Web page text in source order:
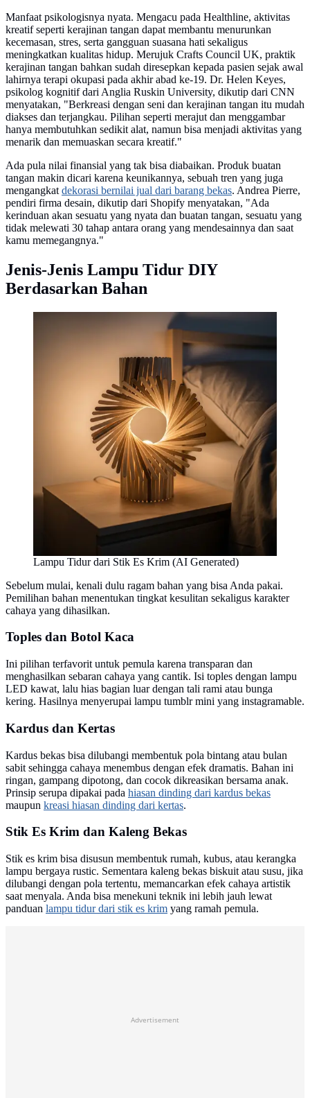
Manfaat psikologisnya nyata. Mengacu pada Healthline, aktivitas
kreatif seperti kerajinan tangan dapat membantu menurunkan
kecemasan, stres, serta gangguan suasana hati sekaligus
meningkatkan kualitas hidup. Merujuk Crafts Council UK, praktik
kerajinan tangan bahkan sudah diresepkan kepada pasien sejak awal
lahirnya terapi okupasi pada akhir abad ke-19. Dr. Helen Keyes,
psikolog kognitif dari Anglia Ruskin University, dikutip dari CNN
menyatakan, "Berkreasi dengan seni dan kerajinan tangan itu mudah
diakses dan terjangkau. Pilihan seperti merajut dan menggambar
hanya membutuhkan sedikit alat, namun bisa menjadi aktivitas yang
menarik dan memuaskan secara kreatif."
Ada pula nilai finansial yang tak bisa diabaikan. Produk buatan
tangan makin dicari karena keunikannya, sebuah tren yang juga
mengangkat dekorasi bernilai jual dari barang bekas. Andrea Pierre,
pendiri firma desain, dikutip dari Shopify menyatakan, "Ada
kerinduan akan sesuatu yang nyata dan buatan tangan, sesuatu yang
tidak melewati 30 tahap antara orang yang mendesainnya dan saat
kamu memegangnya."
Jenis-Jenis Lampu Tidur DIY
Berdasarkan Bahan
Lampu Tidur dari Stik Es Krim (AI Generated)
Sebelum mulai, kenali dulu ragam bahan yang bisa Anda pakai.
Pemilihan bahan menentukan tingkat kesulitan sekaligus karakter
cahaya yang dihasilkan.
Toples dan Botol Kaca
Ini pilihan terfavorit untuk pemula karena transparan dan
menghasilkan sebaran cahaya yang cantik. Isi toples dengan lampu
LED kawat, lalu hias bagian luar dengan tali rami atau bunga
kering. Hasilnya menyerupai lampu tumblr mini yang instagramable.
Kardus dan Kertas
Kardus bekas bisa dilubangi membentuk pola bintang atau bulan
sabit sehingga cahaya menembus dengan efek dramatis. Bahan ini
ringan, gampang dipotong, dan cocok dikreasikan bersama anak.
Prinsip serupa dipakai pada hiasan dinding dari kardus bekas
maupun kreasi hiasan dinding dari kertas.
Stik Es Krim dan Kaleng Bekas
Stik es krim bisa disusun membentuk rumah, kubus, atau kerangka
lampu bergaya rustic. Sementara kaleng bekas biskuit atau susu, jika
dilubangi dengan pola tertentu, memancarkan efek cahaya artistik
saat menyala. Anda bisa menekuni teknik ini lebih jauh lewat
panduan lampu tidur dari stik es krim yang ramah pemula.
Advertisement